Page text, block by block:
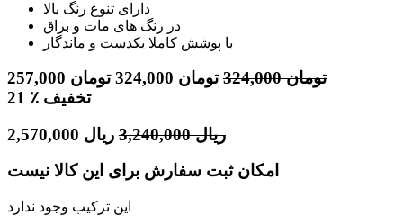
دارای تنوع رنگ بالا
در رنگ های مات و براق
با پوشش کاملا یکدست و ماندگار
257,000 تومان 324,000تومان 324,000 تومان
21
٪ تخفیف
2,570,000 ریال 3,240,000 ریال
امکان ثبت سفارش برای این کالا نیست
این ترکیب وجود ندارد